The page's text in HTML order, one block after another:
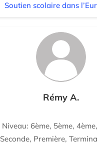
Soutien scolaire dans
Rémy A.
Niveau: 6ème, 5ème,
Seconde, Première,